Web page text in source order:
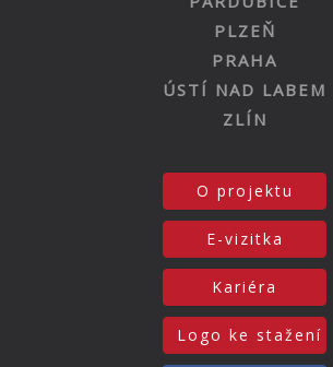
PLZEŇ
PRAHA
ÚSTÍ NAD LABEM
ZLÍN
O projektu
E-vizitka
Kariéra
Logo ke stažení